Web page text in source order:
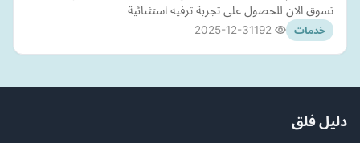
تسوق الان للحصول على تجربة ترفيه استثنائية
خدمات 2025-12-31
دليل فلق